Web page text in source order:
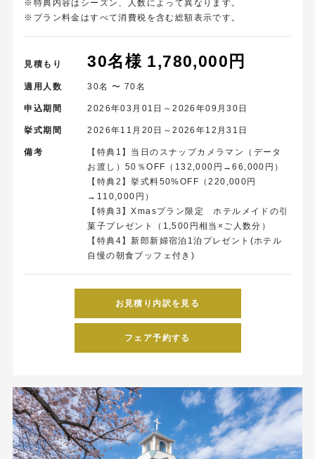
※特典内容はシーズン、人数によって異なります。
※プラン料金はすべて消費税を含む総額表示です。
見積もり 30名様 1,780,000円
適用人数 30名 〜 70名
申込期間 2026年03月01日～2026年09月30日
挙式期間 2026年11月20日～2026年12月31日
備考
【特典1】当日のスナップカメラマン（データ
お渡し）50％OFF（132,000円→66,000円）
【特典2】挙式料50%OFF（220,000円
→110,000円）
【特典3】Xmasプラン限定 ホテルメイドの引
菓子プレゼント（1,500円相当×ご人数分）
【特典4】新郎新婦宿泊1泊プレゼント(ホテル
自慢の朝食ブッフェ付き)
お見積り内訳を見る
フェア予約する